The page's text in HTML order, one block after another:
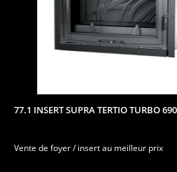
77.1 INSERT SUPRA TERTIO TURBO
Vente de foyer / insert au meilleur prix